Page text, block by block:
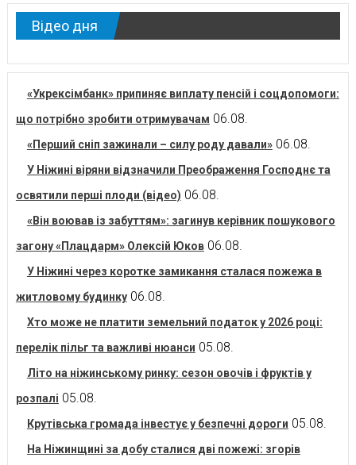
Відео дня
«Укрексімбанк» припиняє виплату пенсій і соцдопомоги:
що потрібно зробити отримувачам 06.08.
«Перший сніп зажинали – силу роду давали» 06.08.
У Ніжині віряни відзначили Преображення Господнє та
освятили перші плоди (відео) 06.08.
«Він воював із забуттям»: загинув керівник пошукового
загону «Плацдарм» Олексій Юков 06.08.
У Ніжині через коротке замикання сталася пожежа в
житловому будинку 06.08.
Хто може не платити земельний податок у 2026 році:
перелік пільг та важливі нюанси 05.08.
Літо на ніжинському ринку: сезон овочів і фруктів у
розпалі 05.08.
Крутівська громада інвестує у безпечні дороги 05.08.
На Ніжинщині за добу сталися дві пожежі: згорів